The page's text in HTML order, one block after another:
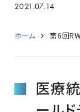
2021.07.14
ホーム 第6回
医療